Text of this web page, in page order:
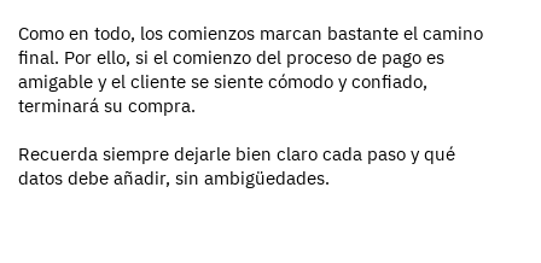
Como en todo, los comienzos marcan bastante el camino
final. Por ello, si el comienzo del proceso de pago es
amigable y el cliente se siente cómodo y confiado,
terminará su compra.
Recuerda siempre dejarle bien claro cada paso y qué
datos debe añadir, sin ambigüedades.